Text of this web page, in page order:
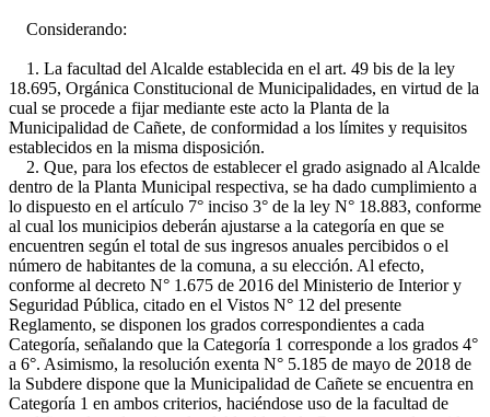
Considerando:
1. La facultad del Alcalde establecida en el art. 49 bis de la ley
18.695, Orgánica Constitucional de Municipalidades, en virtud de la
cual se procede a fijar mediante este acto la Planta de la
Municipalidad de Cañete, de conformidad a los límites y requisitos
establecidos en la misma disposición.
2. Que, para los efectos de establecer el grado asignado al Alcalde
dentro de la Planta Municipal respectiva, se ha dado cumplimiento a
lo dispuesto en el artículo 7° inciso 3° de la ley N° 18.883, conforme
al cual los municipios deberán ajustarse a la categoría en que se
encuentren según el total de sus ingresos anuales percibidos o el
número de habitantes de la comuna, a su elección. Al efecto,
conforme al decreto N° 1.675 de 2016 del Ministerio de Interior y
Seguridad Pública, citado en el Vistos N° 12 del presente
Reglamento, se disponen los grados correspondientes a cada
Categoría, señalando que la Categoría 1 corresponde a los grados 4°
a 6°. Asimismo, la resolución exenta N° 5.185 de mayo de 2018 de
la Subdere dispone que la Municipalidad de Cañete se encuentra en
Categoría 1 en ambos criterios, haciéndose uso de la facultad de